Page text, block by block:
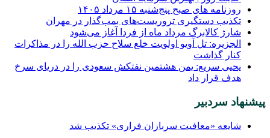
روزنامه‌ های صبح پنج‌شنبه ۱۵ مرداد ۱۴۰۵
تکذیب دستگیری تروریست‌های بمب‌گذار در مهران
شارژ کالابرگ مرداد ماه از فردا آغاز می‌شود
الجزیره: تل آویو اولویت خلع سلاح حزب الله را در مذاکرات
کنار گذاشت
یحیی سریع: یمن هشتمین نفتکش سعودی را در دریای سرخ
هدف قرار داد
پیشنهاد سردبیر
شایعه «معافیت سربازان فراری» تکذیب شد